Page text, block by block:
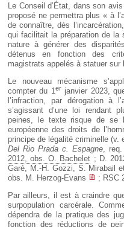
Le Conseil d’État, dans son
proposé ne permettra plus « à
de connaître, dès
qui facilitait la préparation de
nature à générer des
détenus en fonction des
magistrats appelés à statuer sur
Le nouveau mécanisme
compter du 1 er janvier 2023,
l’infraction, par dérogation à
s’agissant d’une loi rendant
peines, le texte risque de se
européenne des droits de
principe de légalité criminelle (v.
Del Rio Prada c. Espagne ,
2012, obs. O. Bachelet ; D.
Garé, M.-H. Gozzi, S. Mirabail
obs. M. Herzog-Evans
; RSC
Par ailleurs, il est à craindre
surpopulation carcérale.
dépendra de la pratique des
fonction des réductions de